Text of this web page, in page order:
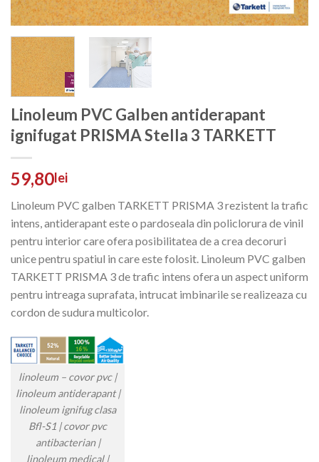
Linoleum PVC Galben antiderapant
ignifugat PRISMA Stella 3 TARKETT
59,80lei
Linoleum PVC galben TARKETT PRISMA 3 rezistent la trafic
intens, antiderapant este o pardoseala din policlorura de vinil
pentru interior care ofera posibilitatea de a crea decoruri
unice pentru spatiul in care este folosit. Linoleum PVC galben
TARKETT PRISMA 3 de trafic intens ofera un aspect uniform
pentru intreaga suprafata, intrucat imbinarile se realizeaza cu
cordon de sudura multicolor.
linoleum – covor pvc |
linoleum antiderapant |
linoleum ignifug clasa
Bfl-S1 | covor pvc
antibacterian |
linoleum medical |